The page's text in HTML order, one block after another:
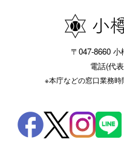
〒047-8660
電話(代
※本庁などの窓口業務時